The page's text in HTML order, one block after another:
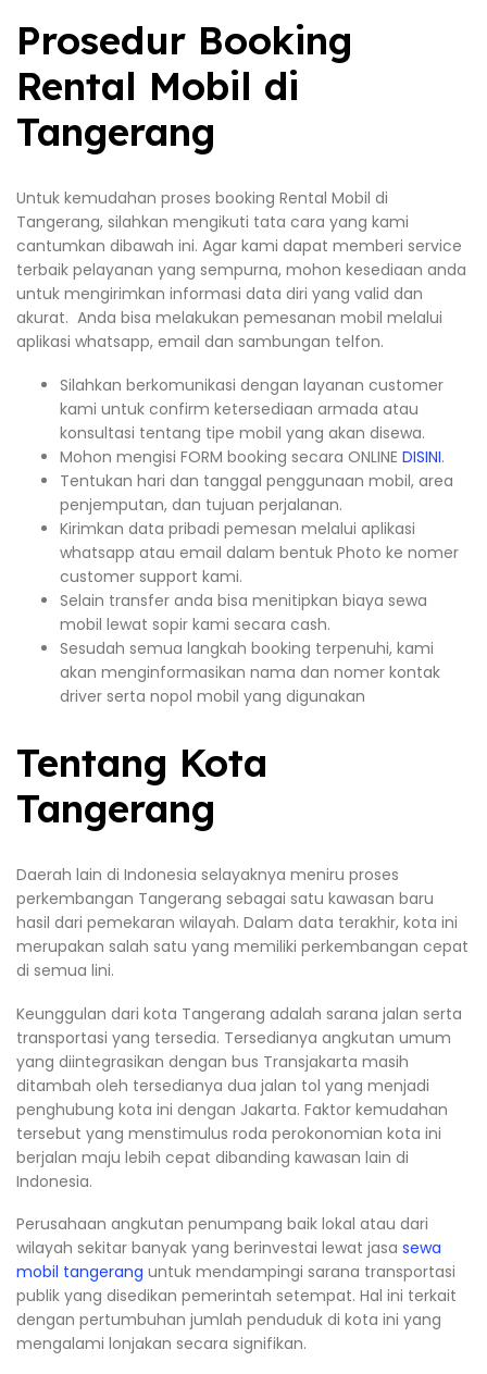
Prosedur Booking
Rental Mobil di
Tangerang
Untuk kemudahan proses booking Rental Mobil di
Tangerang, silahkan mengikuti tata cara yang kami
cantumkan dibawah ini. Agar kami dapat memberi service
terbaik pelayanan yang sempurna, mohon kesediaan anda
untuk mengirimkan informasi data diri yang valid dan
akurat. Anda bisa melakukan pemesanan mobil melalui
aplikasi whatsapp, email dan sambungan telfon.
Silahkan berkomunikasi dengan layanan customer
kami untuk confirm ketersediaan armada atau
konsultasi tentang tipe mobil yang akan disewa.
Mohon mengisi FORM booking secara ONLINE DISINI.
Tentukan hari dan tanggal penggunaan mobil, area
penjemputan, dan tujuan perjalanan.
Kirimkan data pribadi pemesan melalui aplikasi
whatsapp atau email dalam bentuk Photo ke nomer
customer support kami.
Selain transfer anda bisa menitipkan biaya sewa
mobil lewat sopir kami secara cash.
Sesudah semua langkah booking terpenuhi, kami
akan menginformasikan nama dan nomer kontak
driver serta nopol mobil yang digunakan
Tentang Kota
Tangerang
Daerah lain di Indonesia selayaknya meniru proses
perkembangan Tangerang sebagai satu kawasan baru
hasil dari pemekaran wilayah. Dalam data terakhir, kota ini
merupakan salah satu yang memiliki perkembangan cepat
di semua lini.
Keunggulan dari kota Tangerang adalah sarana jalan serta
transportasi yang tersedia. Tersedianya angkutan umum
yang diintegrasikan dengan bus Transjakarta masih
ditambah oleh tersedianya dua jalan tol yang menjadi
penghubung kota ini dengan Jakarta. Faktor kemudahan
tersebut yang menstimulus roda perokonomian kota ini
berjalan maju lebih cepat dibanding kawasan lain di
Indonesia.
Perusahaan angkutan penumpang baik lokal atau dari
wilayah sekitar banyak yang berinvestai lewat jasa sewa
mobil tangerang untuk mendampingi sarana transportasi
publik yang disedikan pemerintah setempat. Hal ini terkait
dengan pertumbuhan jumlah penduduk di kota ini yang
mengalami lonjakan secara signifikan.